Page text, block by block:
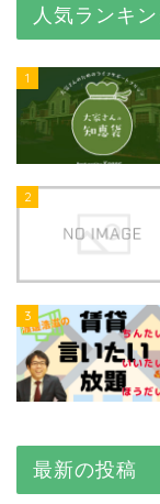
人気ランキ
1
2
3
最新の投稿